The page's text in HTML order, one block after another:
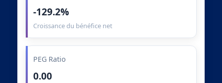
-129.2%
Croissance du bénéfice net
PEG Ratio
0.00